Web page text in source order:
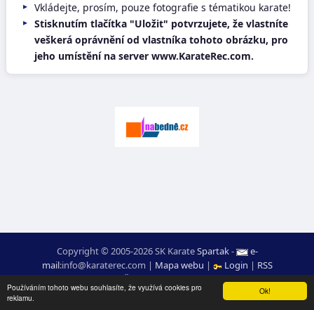
Ok!
Používáním tohoto webu souhlasíte, že využívá cookies pro
reklamu.
Vkládejte, prosím, pouze fotografie s tématikou karate!
Stisknutím tlačítka "Uložit" potvrzujete, že vlastníte
veškerá oprávnění od vlastníka tohoto obrázku, pro
jeho umístění na server www.KarateRec.com.
Copyright © 2005-2026 SK KarateSpartak-
e-
mail:moc.ceretarak@ofni | Mapa webu | Login | RSS
webdesign:Ing. Pavel Švojgr,výsledky karate: Mgr. Jiří Kotala